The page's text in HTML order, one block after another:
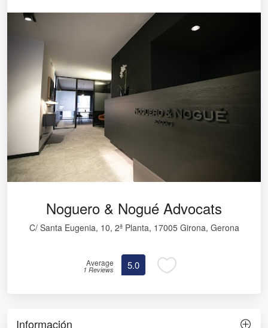
Noguero & Nogué Advocats
C/ Santa Eugenia, 10, 2ª Planta, 17005 Girona, Gerona
Average
1 Reviews 5.0
Información